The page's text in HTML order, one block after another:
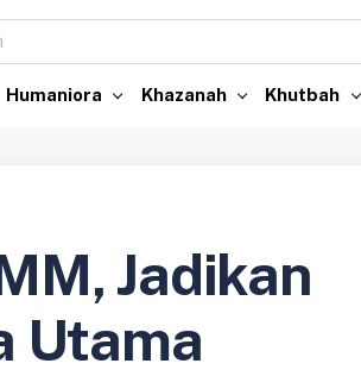
Humaniora Khazanah Khutbah
Jadikan
Utama